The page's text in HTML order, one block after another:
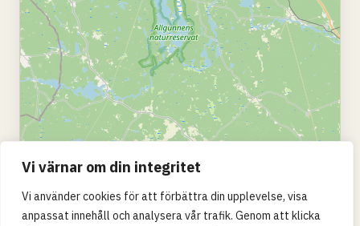
Vi värnar om din integritet
Vi använder cookies för att förbättra din upplevelse, visa
anpassat innehåll och analysera vår trafik. Genom att klicka